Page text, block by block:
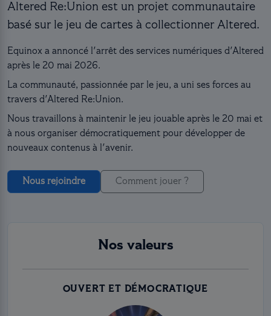
Altered Re:Union est un projet communautaire
basé sur le jeu de cartes à collectionner Altered.
Equinox a annoncé l'arrêt des services numériques d'Altered
après le 20 mai 2026.
La communauté, passionnée par le jeu, a uni ses forces au
travers d'Altered Re:Union.
Nous travaillons à maintenir le jeu jouable après le 20 mai et
à nous organiser démocratiquement pour développer de
nouveaux contenus à l'avenir.
Nous rejoindre Comment jouer ?
Nos valeurs
OUVERT ET DÉMOCRATIQUE